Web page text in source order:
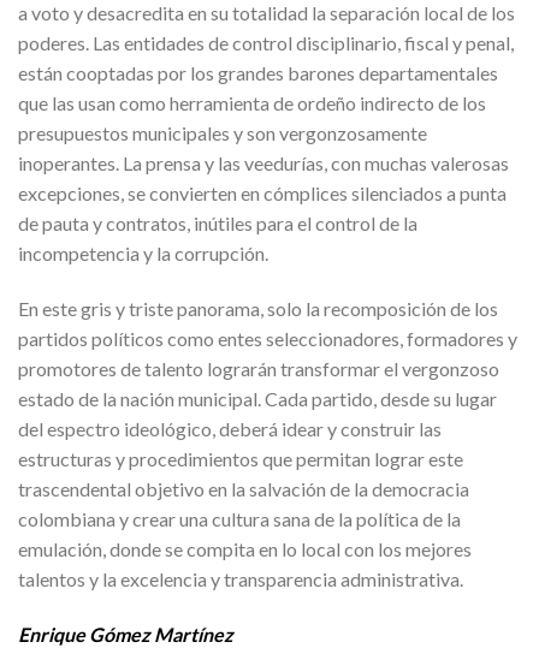
a voto y desacredita en su totalidad la separación local de los
poderes. Las entidades de control disciplinario, fiscal y penal,
están cooptadas por los grandes barones departamentales
que las usan como herramienta de ordeño indirecto de los
presupuestos municipales y son vergonzosamente
inoperantes. La prensa y las veedurías, con muchas valerosas
excepciones, se convierten en cómplices silenciados a punta
de pauta y contratos, inútiles para el control de la
incompetencia y la corrupción.
En este gris y triste panorama, solo la recomposición de los
partidos políticos como entes seleccionadores, formadores y
promotores de talento lograrán transformar el vergonzoso
estado de la nación municipal. Cada partido, desde su lugar
del espectro ideológico, deberá idear y construir las
estructuras y procedimientos que permitan lograr este
trascendental objetivo en la salvación de la democracia
colombiana y crear una cultura sana de la política de la
emulación, donde se compita en lo local con los mejores
talentos y la excelencia y transparencia administrativa.
Enrique GómezMartínez